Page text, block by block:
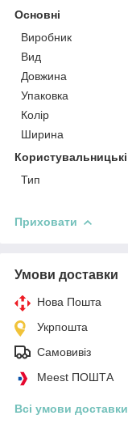
Основні
Виробник
Вид
Довжина
Упаковка
Колір
Ширина
Тип
Приховати
Умови доставки
Нова Пошта
Укрпошта
Самовивіз
Meest ПОШТА
Всі умови доставки